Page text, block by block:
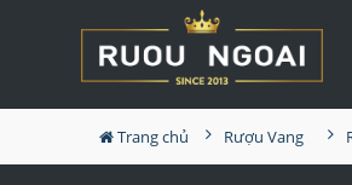
Trang chủ Rượu Vang